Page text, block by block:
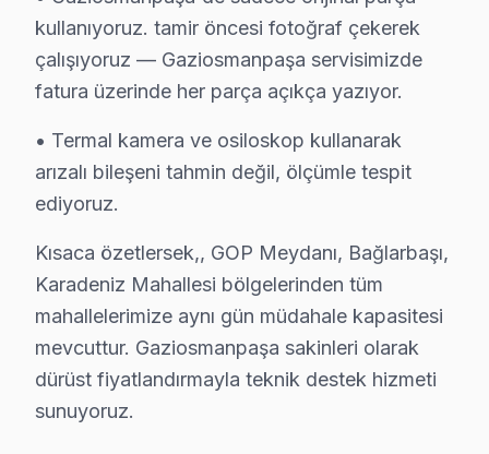
Avox TV Teknik Profil ve Servis Rehberi
Avox akıllı TV Teknik Servis Rehberi
Avox LED TV'lerde En Sık Karşılaşılan Arızalar
Avox servisimizde en yaygın yazılım güncelleme
bu marka Servis Yaklaşımımız
marka kalitesi ilkeleri doğrultusunda Avox
Avox TV Onarım Süreci
1. Müşteri bildirir, servis ekibi arıza semptomlarını
2. Termal kamera, osiloskop, ESR ölçer ile elektronik
3. Arıza kaynağı tespit edilir: panel mi, anakart mı, güç
4. Yazılı fiyat teklifi sunulur; onay olmadan işlem
5. Orijinal veya OEM eşdeğer Avox parça ile onarım
kullanıyoruz. tamir öncesi fotoğraf çekerek
çalışıyoruz — Gaziosmanpaşa servisimizde
fatura üzerinde her parça açıkça yazıyor.
• Termal kamera ve osiloskop kullanarak
arızalı bileşeni tahmin değil, ölçümle tespit
ediyoruz.
Kısaca özetlersek,, GOP Meydanı, Bağlarbaşı,
Karadeniz Mahallesi bölgelerinden tüm
mahallelerimize aynı gün müdahale kapasitesi
mevcuttur. Gaziosmanpaşa sakinleri olarak
dürüst fiyatlandırmayla teknik destek hizmeti
sunuyoruz.